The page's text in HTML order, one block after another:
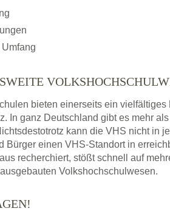
Umfang
bieten einerseits ein
In ganz Deutschland gibt es mehr
kann die VHS nicht in
Bürger einen VHS-Standort in
recherchiert, stößt schnell auf
Volkshochschulwesen.